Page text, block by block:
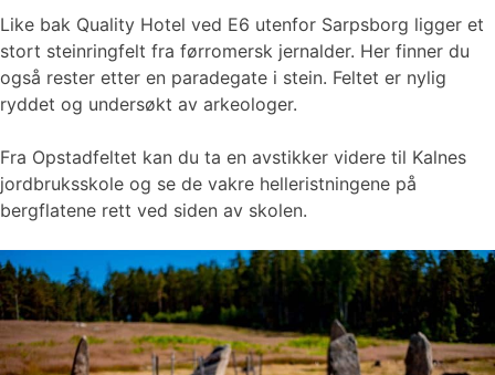
Like bak Quality Hotel ved E6 utenfor Sarpsborg ligger et
stort steinringfelt fra førromersk jernalder. Her finner du
også rester etter en paradegate i stein. Feltet er nylig
ryddet og undersøkt av arkeologer.
Fra Opstadfeltet kan du ta en avstikker videre til Kalnes
jordbruksskole og se de vakre helleristningene på
bergflatene rett ved siden av skolen.